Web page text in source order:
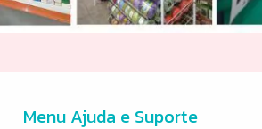
Menu Ajuda e Suporte